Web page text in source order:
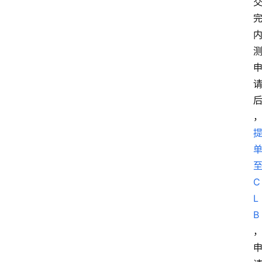
完
内
测
申
请
后
，
提
单
至
C
L
B
，
申